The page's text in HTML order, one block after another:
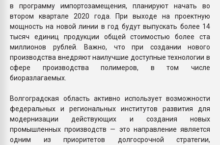
в программу импортозамещения, планируют начать во
втором квартале 2020 года. При выходе на проектную
мощность на новой линии в год будут выпускать более 14
тысяч единиц продукции общей стоимостью более ста
миллионов рублей. Важно, что при создании нового
производства внедряют наилучшие доступные технологии в
сфере производства полимеров, в том числе
биоразлагаемых.
Волгоградская область активно использует возможности
федеральных и региональных институтов развития для
модернизации действующих и создания новых
промышленных производств — это направление является
одним из приоритетов долгосрочной стратегии,